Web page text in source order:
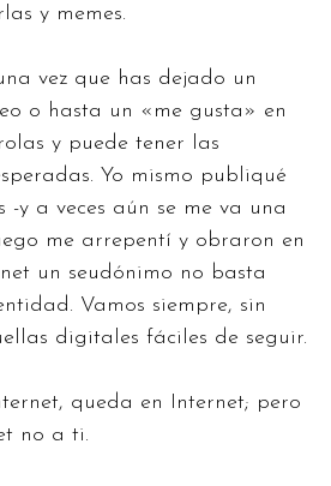
y memes.
vez que has dejado un
o hasta un «me gusta» en
y puede tener las
Yo mismo publiqué
-y a veces aún se me va una
me arrepentí y obraron en
un seudónimo no basta
Vamos siempre, sin
digitales fáciles de seguir.
queda en Internet; pero
no a ti.